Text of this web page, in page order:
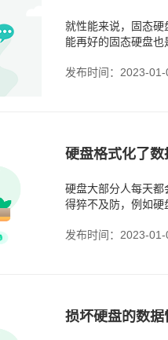
就性能来说，固态
能再好的固态硬盘
发布时间：2023-01-
硬盘格式化了
硬盘大部分人每天
得猝不及防，例如硬
发布时间：2023-01-
损坏硬盘的数